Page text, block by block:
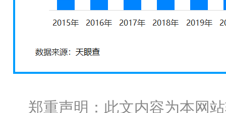
郑重声明：此文内容为本网